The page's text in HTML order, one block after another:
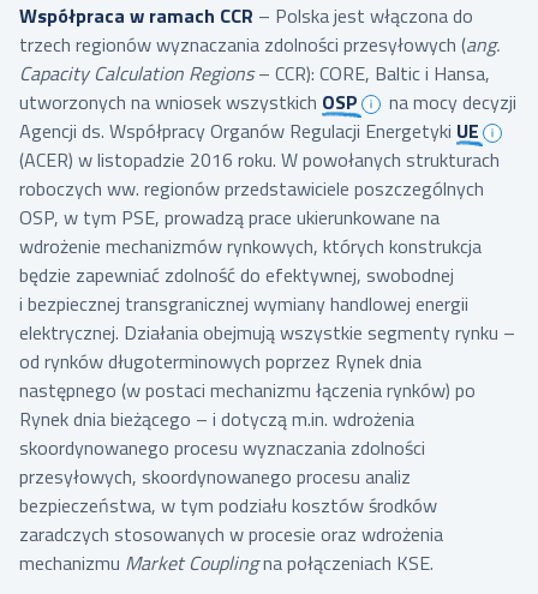
ENTSO-E wzmacnia pozycję polskiego operatora systemu
przesyłowego na arenie międzynarodowej.
Współpraca w ramach CCR – Polska jest włączona do
trzech regionów wyznaczania zdolności przesyłowych (ang.
Capacity Calculation Regions– CCR): CORE, Baltic i Hansa,
utworzonych na wniosek wszystkich OSP
na mocy decyzji
Agencji ds. Współpracy Organów Regulacji Energetyki UE
(ACER) w listopadzie 2016 roku. W powołanych strukturach
roboczych ww. regionów przedstawiciele poszczególnych
OSP, w tym PSE, prowadzą prace ukierunkowane na
wdrożenie mechanizmów rynkowych, których konstrukcja
będzie zapewniać zdolność do efektywnej, swobodnej
i bezpiecznej transgranicznej wymiany handlowej energii
elektrycznej. Działania obejmują wszystkie segmenty rynku –
od rynków długoterminowych poprzez Rynek dnia
następnego (w postaci mechanizmu łączenia rynków) po
Rynek dnia bieżącego – i dotyczą m.in. wdrożenia
skoordynowanego procesu wyznaczania zdolności
przesyłowych, skoordynowanego procesu analiz
bezpieczeństwa, w tym podziału kosztów środków
zaradczych stosowanych w procesie oraz wdrożenia
mechanizmu Market Couplingna połączeniach KSE.